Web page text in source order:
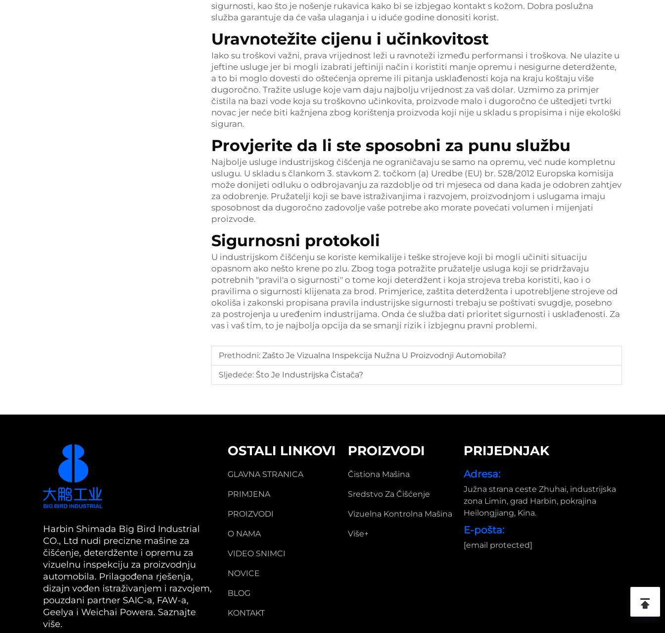
sigurnosti, kao što je nošenje rukavica kako bi se izbjegao kontakt s kožom. Dobra poslužna
služba garantuje da će vaša ulaganja i u iduće godine donositi korist.
Uravnotežite cijenu i učinkovitost
Iako su troškovi važni, prava vrijednost leži u ravnoteži između performansi i troškova. Ne ulazite u
jeftine usluge jer bi mogli izabrati jeftiniji način i koristiti manje opremu i nesigurne deterdžente,
a to bi moglo dovesti do oštećenja opreme ili pitanja usklađenosti koja na kraju koštaju više
dugoročno. Tražite usluge koje vam daju najbolju vrijednost za vaš dolar. Uzmimo za primjer
čistila na bazi vode koja su troškovno učinkovita, proizvode malo i dugoročno će uštedjeti tvrtki
novac jer neće biti kažnjena zbog korištenja proizvoda koji nije u skladu s propisima i nije ekološki
siguran.
Provjerite da li ste sposobni za punu službu
Najbolje usluge industrijskog čišćenja ne ograničavaju se samo na opremu, već nude kompletnu
uslugu. U skladu s člankom 3. stavkom 2. točkom (a) Uredbe (EU) br. 528/2012 Europska komisija
može donijeti odluku o odbrojavanju za razdoblje od tri mjeseca od dana kada je odobren zahtjev
za odobrenje. Pružatelji koji se bave istraživanjima i razvojem, proizvodnjom i uslugama imaju
sposobnost da dugoročno zadovolje vaše potrebe ako morate povećati volumen i mijenjati
proizvode.
Sigurnosni protokoli
U industrijskom čišćenju se koriste kemikalije i teške strojeve koji bi mogli učiniti situaciju
opasnom ako nešto krene po zlu. Zbog toga potražite pružatelje usluga koji se pridržavaju
potrebnih "pravil'a o sigurnosti" o tome koji deterdžent i koja strojeva treba koristiti, kao i o
pravilima o sigurnosti klijenata za brod. Primjerice, zaštita deterdženta i upotrebljene strojeve od
okoliša i zakonski propisana pravila industrijske sigurnosti trebaju se poštivati svugdje, posebno
za postrojenja u uređenim industrijama. Onda će služba dati prioritet sigurnosti i usklađenosti. Za
vas i vaš tim, to je najbolja opcija da se smanji rizik i izbjegnu pravni problemi.
Prethodni: Zašto Je Vizualna Inspekcija Nužna U Proizvodnji Automobila?
Sljedeće: Što Je Industrijska Čistača?
Harbin Shimada Big Bird Industrial
CO., Ltd nudi precizne mašine za
čišćenje, deterdžente i opremu za
vizuelnu inspekciju za proizvodnju
automobila. Prilagođena rješenja,
dizajn vođen istraživanjem i razvojem,
pouzdani partner SAIC-a, FAW-a,
Geelya i Weichai Powera. Saznajte
više.
OSTALI LINKOVI
GLAVNA STRANICA
PRIMJENA
PROIZVODI
O NAMA
VIDEO SNIMCI
NOVICE
BLOG
KONTAKT
PROIZVODI
Čistiona Mašina
Sredstvo Za Čišćenje
Vizuelna Kontrolna Mašina
Više+
PRIJEDNJAK
Adresa:
Južna strana ceste Zhuhai, industrijska
zona Limin, grad Harbin, pokrajina
Heilongjiang, Kina.
E-pošta:
[email protected]